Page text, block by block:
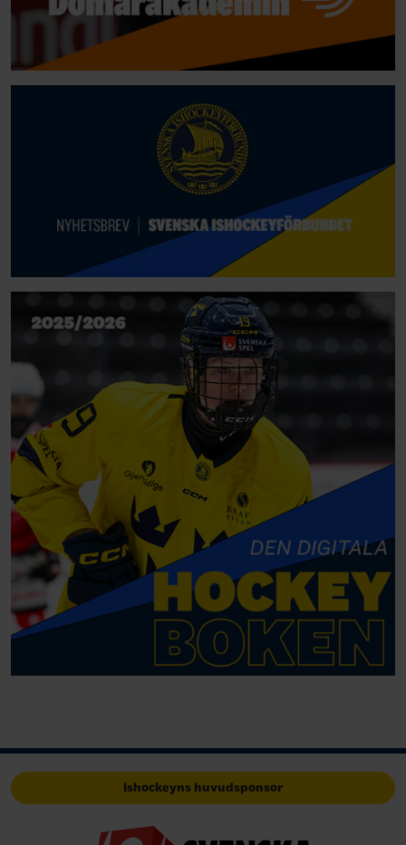
Ishockeyns huvudsponsor